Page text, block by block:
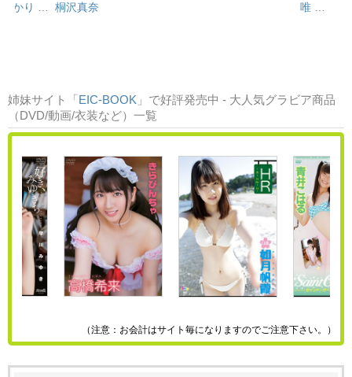
かり …
桐沢真奈
唯 …
姉妹サイト「EIC-BOOK 」で好評発売中 - 大人気グラビア商品
（DVD/動画/衣装など）一覧
（注意：お会計はサイト毎になりますのでご注意下さい。）